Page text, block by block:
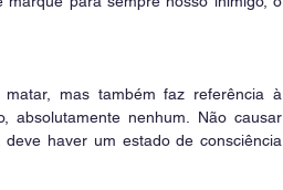
mas também faz referência à
absolutamente nenhum. Não causar
haver um estado de consciência